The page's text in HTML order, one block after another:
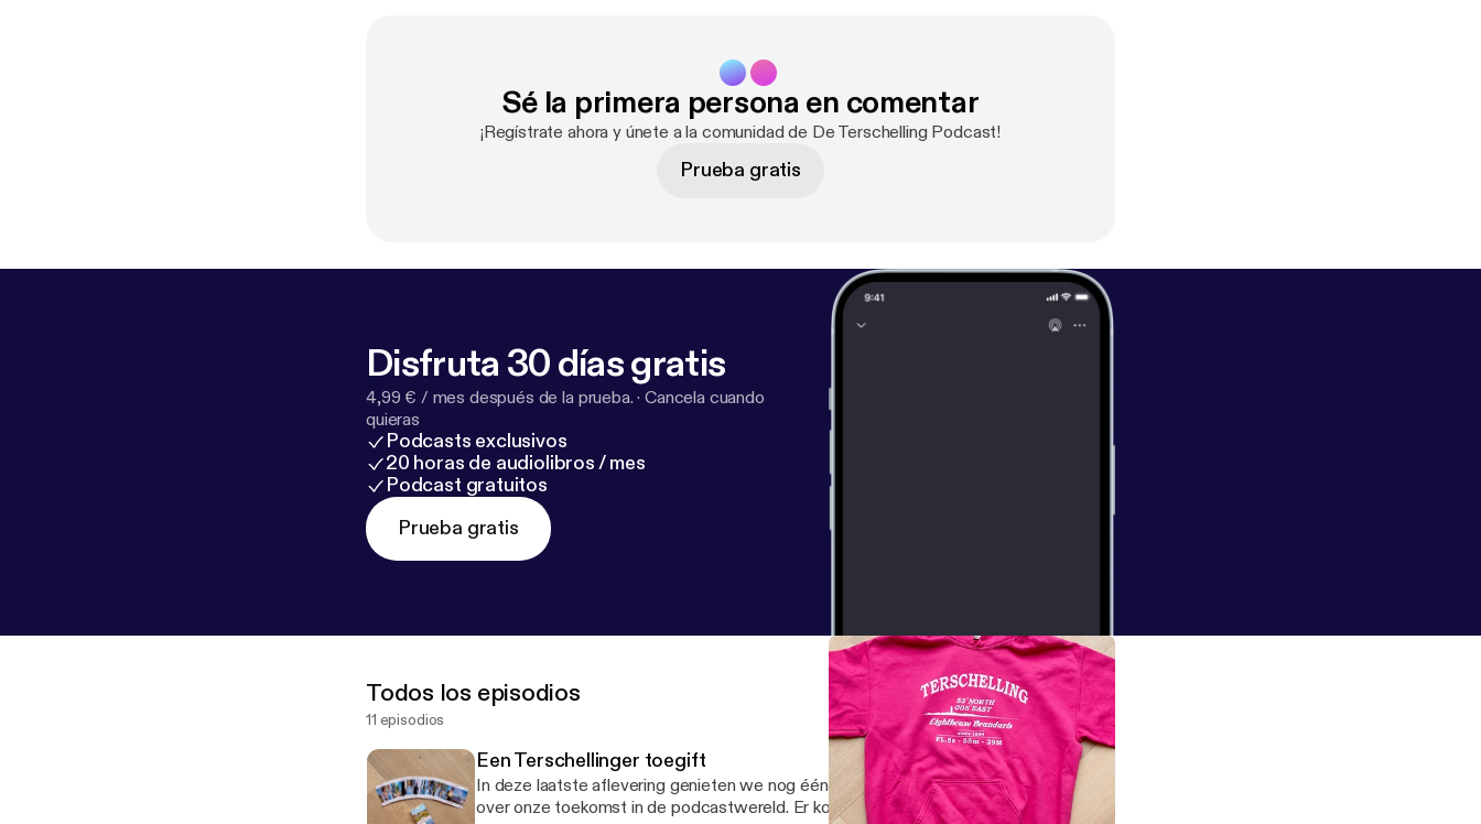
Sé la primera persona en comentar
¡Regístrate ahora y únete a la comunidad de De Terschelling Podcast!
Prueba gratis
Disfruta 30 días gratis
4,99 € / mes después de la prueba. ·Cancela cuando
quieras
Podcasts exclusivos
20 horas de audiolibros / mes
Podcast gratuitos
Prueba gratis
Todos los episodios
11 episodios
Een Terschellinger toegift
In deze laatste aflevering genieten we nog één keer van Terschelling. We denken na
over onze toekomst in de podcastwereld. Er komen nog enkele nieuwtjes voorbij,